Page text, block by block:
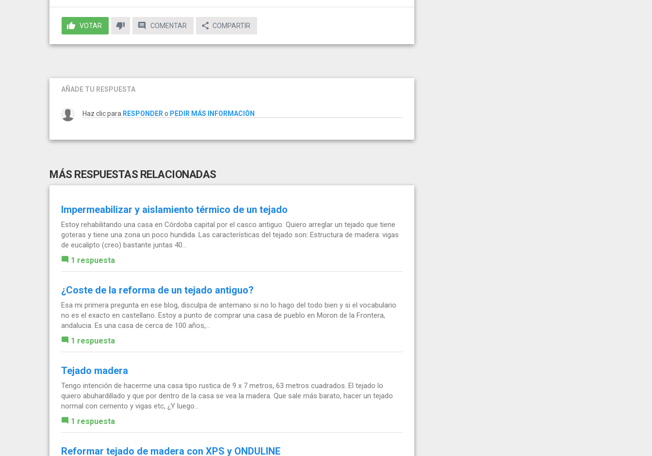
VOTAR COMENTAR COMPARTIR
AÑADE TU RESPUESTA
Haz clic para RESPONDERo PEDIR MÁS INFORMACIÓN
MÁS RESPUESTAS RELACIONADAS
Impermeabilizar y aislamiento térmico de un tejado
Estoy rehabilitando una casa en Córdoba capital por el casco antiguo. Quiero arreglar un tejado que tiene
goteras y tiene una zona un poco hundida. Las características del tejado son: Estructura de madera: vigas
de eucalipto (creo) bastante juntas 40...
1 respuesta
¿Coste de la reforma de un tejado antiguo?
Esa mi primera pregunta en ese blog, disculpa de antemano si no lo hago del todo bien y si el vocabulario
no es el exacto en castellano. Estoy a punto de comprar una casa de pueblo en Moron de la Frontera,
andalucia. Es una casa de cerca de 100 años,...
1 respuesta
Tejado madera
Tengo intención de hacerme una casa tipo rustica de 9 x 7 metros, 63 metros cuadrados. El tejado lo
quiero abuhardillado y que por dentro de la casa se vea la madera. Que sale más barato, hacer un tejado
normal con cemento y vigas etc, ¿Y luego...
1 respuesta
Reformar tejado de madera con XPS y ONDULINE